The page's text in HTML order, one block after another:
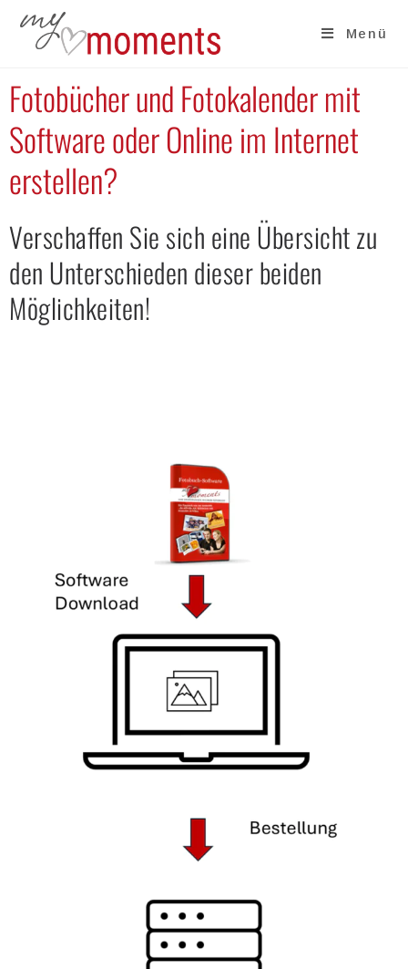
Menü
Fotobücher und Fotokalender mit
Software oder Online im Internet
erstellen?
Verschaffen Sie sich eine Übersicht zu
den Unterschieden dieser beiden
Möglichkeiten!